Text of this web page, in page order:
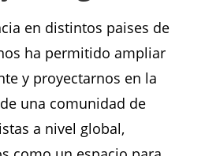
en distintos paises de
ha permitido ampliar
y proyectarnos en la
una comunidad de
a nivel global,